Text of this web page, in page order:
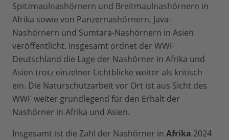
Spitzmaulnashörnern und Breitmaulnashörnern in
Afrika sowie von Panzernashörnern, Java-
Nashörnern und Sumtara-Nashörnern in Asien
veröffentlicht. Insgesamt ordnet der WWF
Deutschland die Lage der Nashörner in Afrika und
Asien trotz einzelner Lichtblicke weiter als kritisch
ein. Die Naturschutzarbeit vor Ort ist aus Sicht des
WWF weiter grundlegend für den Erhalt der
Nashörner in Afrika und Asien.
Insgesamt ist die Zahl der Nashörner in Afrika 2024